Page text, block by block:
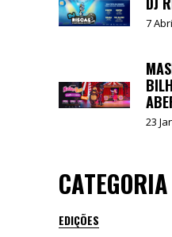
7
23
CATEGORIA
EDIÇÕES